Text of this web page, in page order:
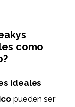
como
ideales
pueden ser